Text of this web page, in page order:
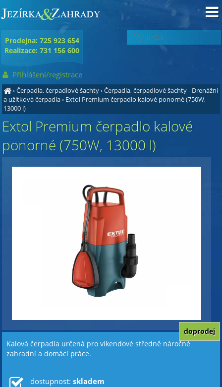
›Čerpadla, čerpadlové šachty›Čerpadla, čerpadlové šachty - Drenážní
a užitková čerpadla› Extol Premium čerpadlo kalové ponorné (750W,
13000 l)
Extol Premium čerpadlo kalové
ponorné (750W, 13000 l)
Kalová čerpadla určená pro víkendové středně náročné
zahradní a domácí práce.
doprodej
dostupnost: skladem
Prodejna: 725 923 654
Realizace: 731 156 600
Přihlášení/registrace